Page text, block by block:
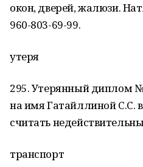
окон, дверей, жалюзи.
960-803-69-99.
утеря
295. Утерянный диплом
на имя Гатайллиной
считать
транспорт